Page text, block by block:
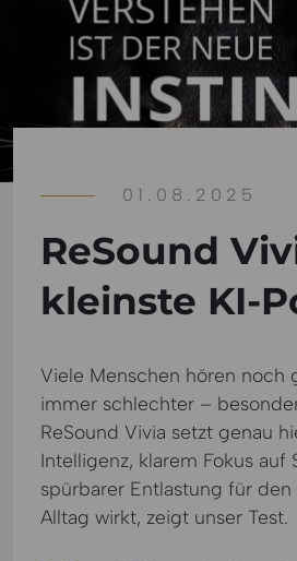
01.08.2025
ReSound
kleinste KI-
Viele Menschen hören noch
immer schlechter –
ReSound Vivia setzt genau
Intelligenz, klarem Fokus auf
spürbarer Entlastung für
Alltag wirkt, zeigt unser Test.